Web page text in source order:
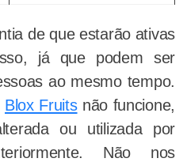
de que estarão ativas
já que podem ser
ao mesmo tempo.
Blox Fruitsnão funcione,
ou utilizada por
Não nos